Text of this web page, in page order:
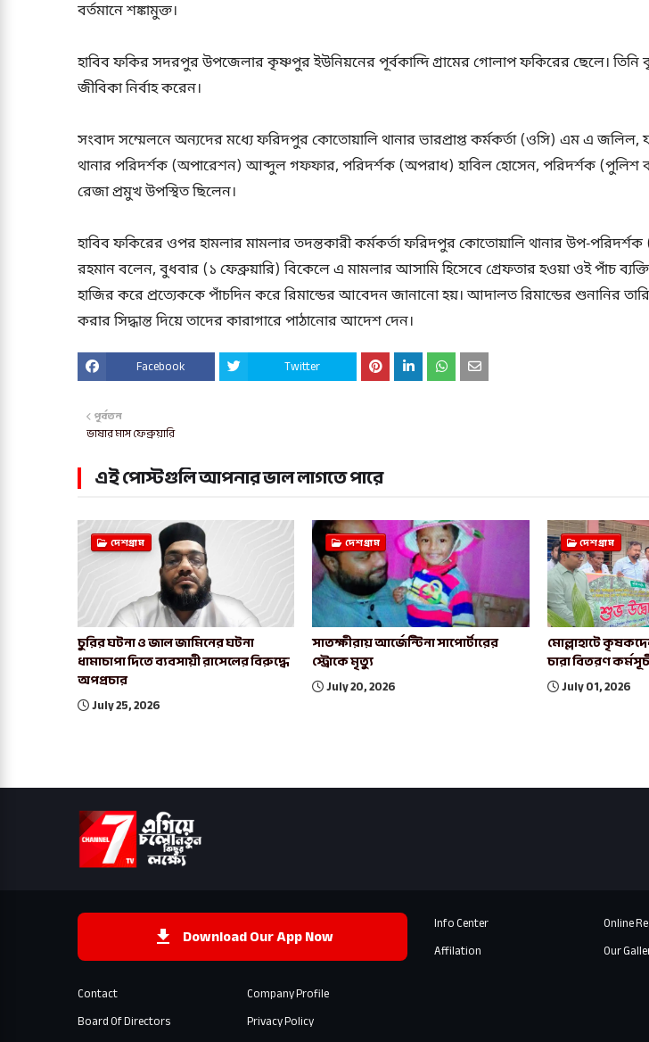
বর্তমানে শঙ্কামুক্ত।
হাবিব ফকির সদরপুর উপজেলার কৃষ্ণপুর ইউনিয়নের পূর্বকান্দি গ্রামের গোলাপ ফকিরের ছেলে।
জীবিকা নির্বাহ করেন।
সংবাদ সম্মেলনে অন্যদের মধ্যে ফরিদপুর কোতোয়ালি থানার ভারপ্রাপ্ত কর্মকর্তা (ওসি) এম এ
থানার পরিদর্শক (অপারেশন) আব্দুল গফফার, পরিদর্শক (অপরাধ) হাবিল হোসেন, পরিদর্শক (পুলিশ
রেজা প্রমুখ উপস্থিত ছিলেন।
হাবিব ফকিরের ওপর হামলার মামলার তদন্তকারী কর্মকর্তা ফরিদপুর কোতোয়ালি থানার উপ-
রহমান বলেন, বুধবার (১ ফেব্রুয়ারি) বিকেলে এ মামলার আসামি হিসেবে গ্রেফতার হওয়া ওই পাঁচ
হাজির করে প্রত্যেককে পাঁচদিন করে রিমান্ডের আবেদন জানানো হয়। আদালত রিমান্ডের শুনানির
করার সিদ্ধান্ত দিয়ে তাদের কারাগারে পাঠানোর আদেশ দেন।
Facebook Twitter
পূর্বতন
ভাষার মাস ফেব্রুয়ারি
এই পোস্টগুলি আপনার ভাল লাগতে পারে
দেশগ্রাম
চুরির ঘটনা ও জাল জামিনের ঘটনা
ধামাচাপা দিতে ব্যবসায়ী রাসেলের বিরুদ্ধে
অপপ্রচার
July 25, 2026
দেশগ্রাম
সাতক্ষীরায় আর্জেন্টিনা সাপোর্টারের
স্ট্রোকে মৃত্যু
July 20, 2026
দেশগ্রাম
মোল্লাহাটে
চারা বিতরণ
July 01, 2026
Download Our App Now
Contact
Company Profile
Board Of Directors
Privacy Policy
Info Center
Online
Affilation
Our